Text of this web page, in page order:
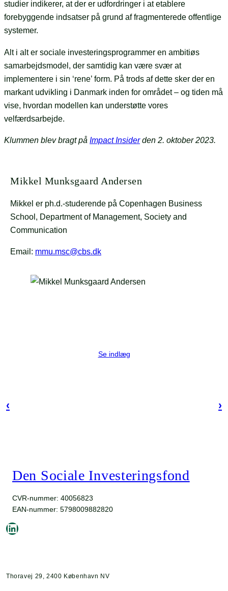
studier indikerer, at der er udfordringer i at etablere
forebyggende indsatser på grund af fragmenterede offentlige
systemer.
Alt i alt er sociale investeringsprogrammer en ambitiøs
samarbejdsmodel, der samtidig kan være svær at
implementere i sin ‘rene’ form. På trods af dette sker der en
markant udvikling i Danmark inden for området – og tiden må
vise, hvordan modellen kan understøtte vores
velfærdsarbejde.
Klummen blev bragt på Impact Insiderden 2. oktober 2023.
Mikkel Munksgaard Andersen
Mikkel er ph.d.-studerende på Copenhagen Business
School, Department of Management, Society and
Communication
Email: mmu.msc@cbs.dk
Se indlæg
‹ ›
Den Sociale Investeringsfond
CVR-nummer: 40056823
EAN-nummer: 5798009882820
LinkedIn
Thoravej 29, 2400 København NV